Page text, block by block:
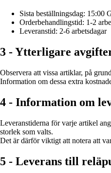
Sista beställningsdag: 15:00
Orderbehandlingstid: 1-2
Leveranstid: 2-6 arbetsdagar
3 - Ytterligare
Observera att vissa artiklar, på
Information om dessa extra
4 - Information om
Leveranstiderna för varje artikel
storlek som valts.
Det är därför viktigt att notera att
5 - Leverans till